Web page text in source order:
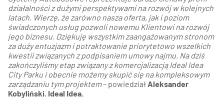
działalności z dużymi perspektywami na rozwój w kolejnych
latach. Wierzę, że zarówno nasza oferta, jak i poziom
świadczonych usług pozwoli nowemu Klientowi na rozwój
jego biznesu. Dziękuję wszystkim zaangażowanym stronom
za duży entuzjazm i potraktowanie priorytetowo wszelkich
kwestii związanych z podpisaniem umowy najmu. Na dziś
zakończyliśmy etap związany z komercjalizacją Ideal Idea
City Parku i obecnie możemy skupić się na kompleksowym
zarządzaniu tym projektem– powiedział Aleksander
Kobyliński, Ideal Idea.